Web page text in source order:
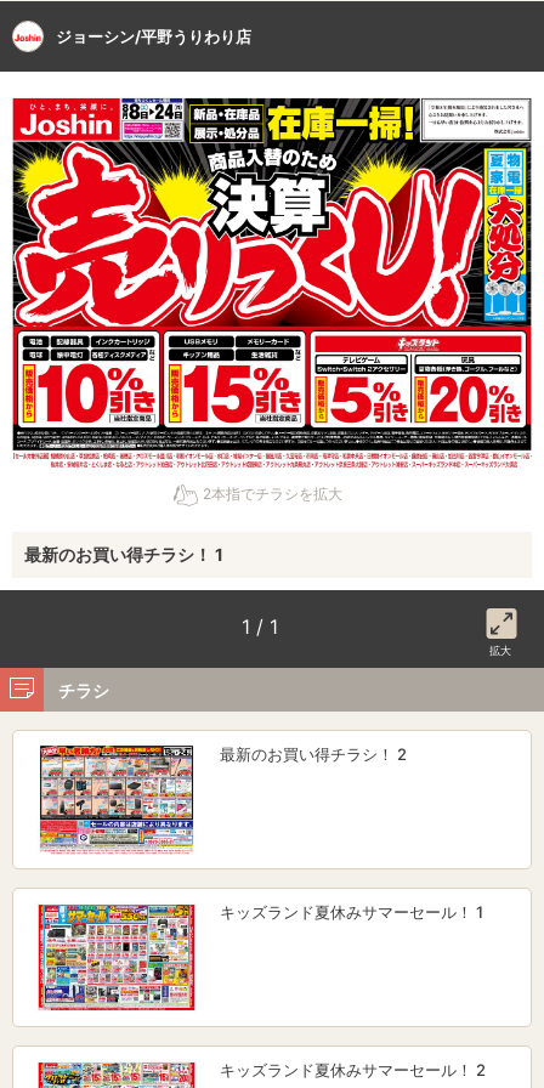
ジョーシン/平野うりわり店
2本指でチラシを拡大
最新のお買い得チラシ！ 1
1 / 1
拡大
チラシ
最新のお買い得チラシ！ 2
キッズランド夏休みサマーセール！ 1
キッズランド夏休みサマーセール！ 2